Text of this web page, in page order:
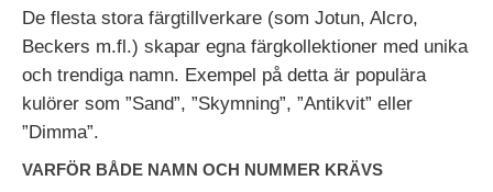
De flesta stora färgtillverkare (som Jotun, Alcro,
Beckers m.fl.) skapar egna färgkollektioner med unika
och trendiga namn. Exempel på detta är populära
kulörer som ”Sand”, ”Skymning”, ”Antikvit” eller
”Dimma”.
VARFÖR BÅDE NAMN OCH NUMMER KRÄVS